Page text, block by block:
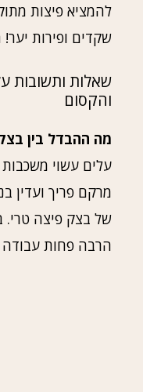
להמציא פיצות
שקדים ופירות יער!
שאלות ותשובות
והקסום
מה ההבדל בין
עלים עשוי
מרקם פריך ועדין
של בצק פיצה טרי.
הרבה פחות